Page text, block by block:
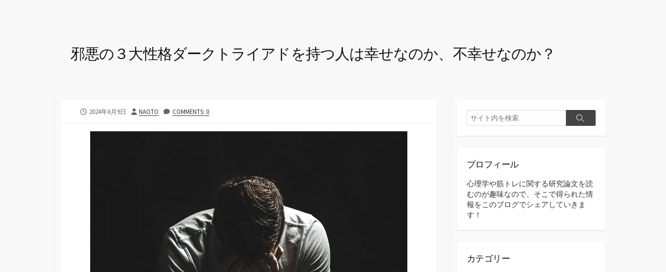
邪悪の３大性格ダークトライアドを持つ人は幸せなのか、不幸せなのか？
公
日
2024年6月9日
投
者
NAOTO COMMENTS: 0
検
索
検
プロフィール
心理学や筋トレに関する研究論文を読
むのが趣味なので、そこで得られた情
報をこのブログでシェアしていきま
す！
カテゴリー